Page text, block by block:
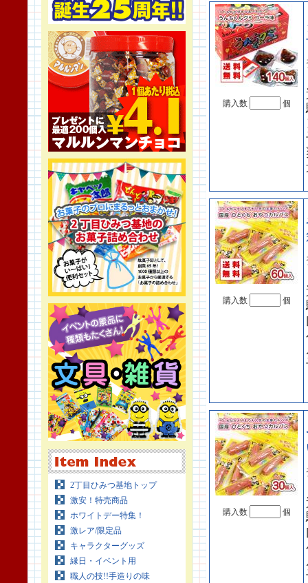
2丁目ひみつ基地トップ
激安！特売商品
ホワイトデー特集！
激レア/限定品
キャラクターグッズ
縁日・イベント用
職人の技!!手造りの味
購入数 個
購入数 個
購入数 個